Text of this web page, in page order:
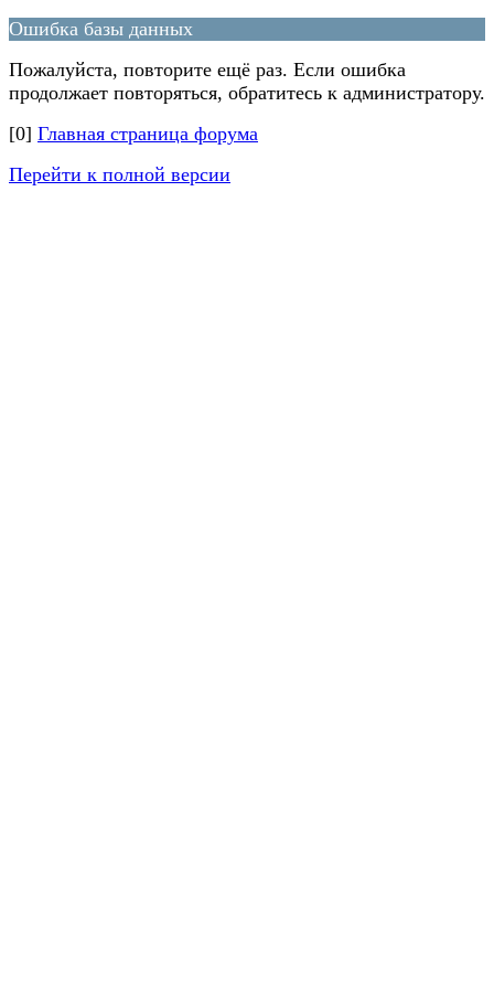
Ошибка базы данных
Пожалуйста, повторите ещё раз. Если ошибка
продолжает повторяться, обратитесь к администратору.
[0] Главная страница форума
Перейти к полной версии